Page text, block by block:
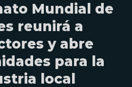
Mundial de
reunirá a
y abre
para la
local